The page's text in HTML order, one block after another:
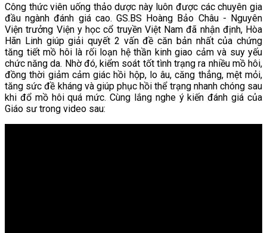
Công thức viên uống thảo dược này luôn được các chuyên gia
đầu ngành đánh giá cao. GS.BS Hoàng Bảo Châu - Nguyên
Viện trưởng Viện y học cổ truyền Việt Nam đã nhận định, Hòa
Hãn Linh giúp giải quyết 2 vấn đề căn bản nhất của chứng
tăng tiết mồ hôi là rối loạn hệ thần kinh giao cảm và suy yếu
chức năng da. Nhờ đó, kiểm soát tốt tình trạng ra nhiều mồ hôi,
đồng thời giảm cảm giác hồi hộp, lo âu, căng thẳng, mệt mỏi,
tăng sức đề kháng và giúp phục hồi thể trạng nhanh chóng sau
khi đổ mồ hôi quá mức. Cùng lắng nghe ý kiến đánh giá của
Giáo sư trong video sau: